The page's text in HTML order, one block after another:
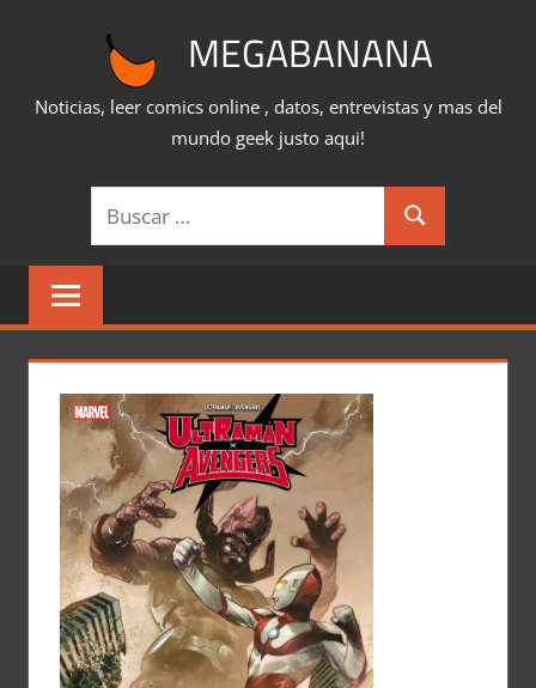
MEGABANANA
Noticias, leer comics online , datos, entrevistas y mas del
mundo geek justo aqui!
Buscar:
Buscar